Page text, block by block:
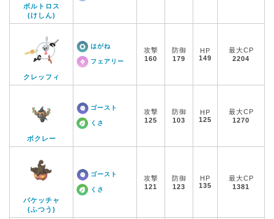
ボルトロス
(けしん)
クレッフィ
はがね
フェアリー
攻撃
160
防御
179
HP
149
最大CP
2204
ボクレー
ゴースト
くさ
攻撃
125
防御
103
HP
125
最大CP
1270
バケッチャ
(ふつう)
ゴースト
くさ
攻撃
121
防御
123
HP
135
最大CP
1381